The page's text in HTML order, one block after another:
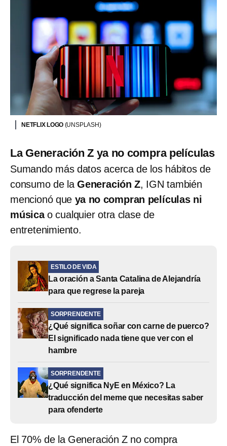
NETFLIX LOGO (UNSPLASH)
La Generación Z ya no compra películas
Sumando más datos acerca de los hábitos de
consumo de laGeneración Z, IGN también
mencionó que ya no compran películas ni
músicao cualquier otra clase de
entretenimiento.
ESTILO DE VIDA
La oración a Santa Catalina de Alejandría
para que regrese la pareja
SORPRENDENTE
¿Qué significa soñar con carne de puerco?
El significado nada tiene que ver con el
hambre
SORPRENDENTE
¿Qué significa NyE en México? La
traducción del meme que necesitas saber
para ofenderte
El 70% de la Generación Z no compra